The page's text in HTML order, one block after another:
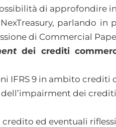
di approfondire
parlando
di Commercial
dei crediti
IFRS 9 in ambito crediti
dei
ed eventuali